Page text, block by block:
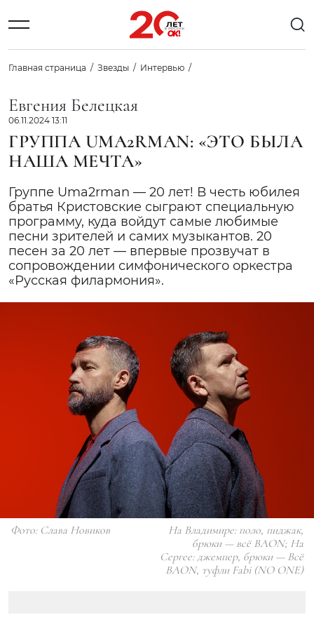
Главная страница Звезды Интервью
Евгения Белецкая
06.11.2024 13:11
ГРУППА UMA2RMAN: «ЭТО БЫЛА
НАША МЕЧТА»
Группе Uma2rman — 20 лет! В честь юбилея
братья Кристовские сыграют специальную
программу, куда войдут самые любимые
песни зрителей и самих музыкантов. 20
песен за 20 лет — впервые прозвучат в
сопровождении симфонического оркестра
«Русская филармония».
Фото: Слава Новиков
На Владимире: поло, пиджак,
брюки — всё BAON; На
Сергее: джемпер, брюки — Всё
BAON, туфли Fabi (NO ONE)